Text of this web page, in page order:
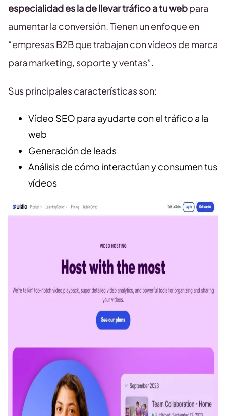
especialidad es la de llevar tráfico a tu webpara
aumentar la conversión. Tienen un enfoque en
“empresas B2B que trabajan con vídeos de marca
para marketing, soporte y ventas”.
Sus principales características son:
Vídeo SEO para ayudarte con el tráfico a la
web
Generación de leads
Análisis de cómo interactúan y consumen tus
vídeos